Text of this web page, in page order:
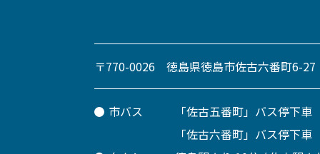
〒770-0026 徳島県徳島市佐古六番町6-27
市バス
「佐古五番町」バス停下
「佐古六番町」バス停下